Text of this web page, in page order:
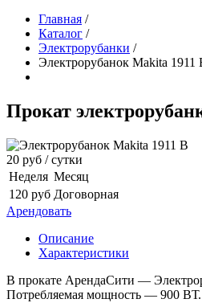
Главная /
Каталог /
Электрорубанки /
Электрорубанок Makita 1911
Прокат
20 руб / cутки
Неделя Месяц
120 руб Договорная
Арендовать
Описание
Характеристики
В прокате АрендаСити —
Потребляемая мощность — 900 ВТ.